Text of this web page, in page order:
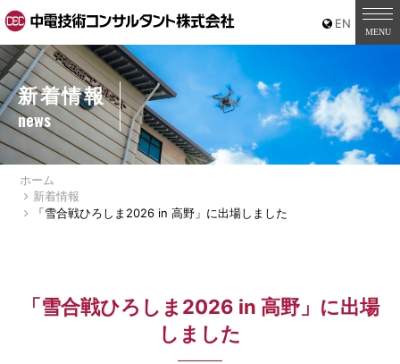
新着情報
news
ホーム
新着情報
「雪合戦ひろしま2026 in 高野」に出場しました
「雪合戦ひろしま2026 in 高野」に出場
しました